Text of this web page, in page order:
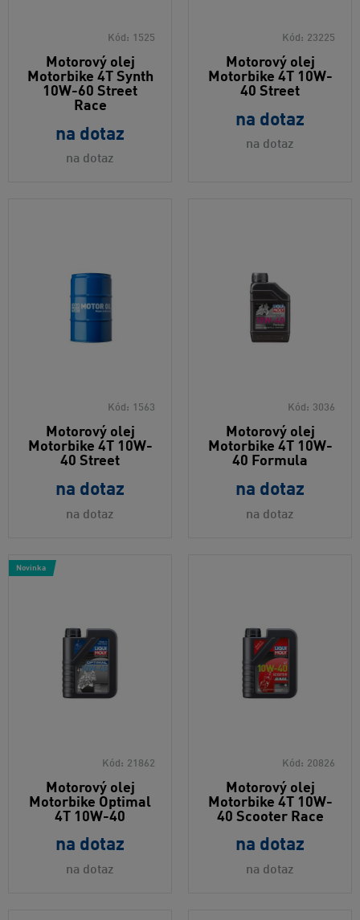
Kód: 1525
Motorový olej
Motorbike 4T Synth
10W-60 Street
Race
na dotaz
na dotaz
Kód: 23225
Motorový olej
Motorbike 4T 10W-
40 Street
na dotaz
na dotaz
Kód: 1563
Motorový olej
Motorbike 4T 10W-
40 Street
na dotaz
na dotaz
Kód: 3036
Motorový olej
Motorbike 4T 10W-
40 Formula
na dotaz
na dotaz
Kód: 21862
Motorový olej
Motorbike Optimal
4T 10W-40
na dotaz
na dotaz
Novinka
Kód: 20826
Motorový olej
Motorbike 4T 10W-
40 Scooter Race
na dotaz
na dotaz